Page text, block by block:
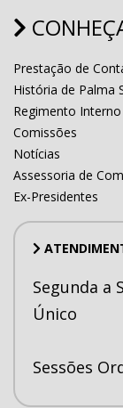
Prestação de
História de Palma
Regimento Interno
Comissões
Notícias
Assessoria de
Ex-Presidentes
Segunda a
Único
Sessões